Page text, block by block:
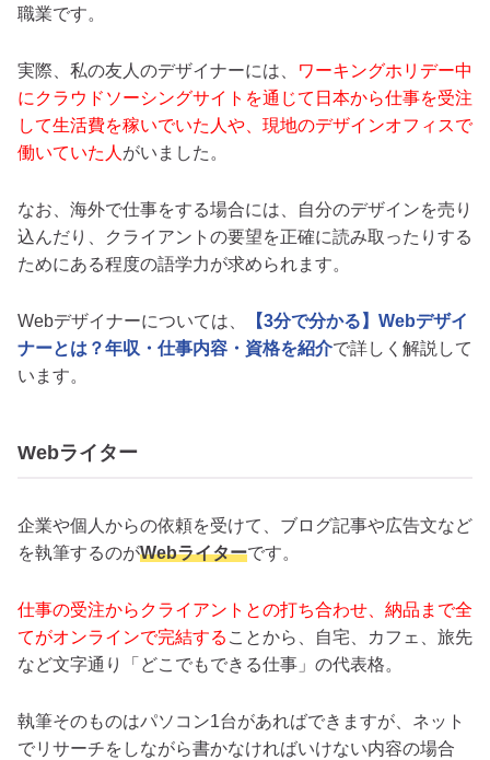
職業です。
実際、私の友人のデザイナーには、
ワーキングホリデー中
にクラウドソーシングサイトを通じて日本から仕事を受注
して生活費を稼いでいた人や、現地のデザインオフィスで
働いていた人 がいました。
なお、海外で仕事をする場合には、自分のデザインを売り
込んだり、クライアントの要望を正確に読み取ったりする
ためにある程度の語学力が求められます。
Webデザイナーについては、
【3分で分かる】Webデザイ
ナーとは？年収・仕事内容・資格を紹介で詳しく解説して
います。
Webライター
企業や個人からの依頼を受けて、ブログ記事や広告文など
を執筆するのがWebライターです。
仕事の受注からクライアントとの打ち合わせ、納品まで全
てがオンラインで完結する ことから、自宅、カフェ、旅先
など文字通り「どこでもできる仕事」の代表格。
執筆そのものはパソコン1台があればできますが、ネット
でリサーチをしながら書かなければいけない内容の場合